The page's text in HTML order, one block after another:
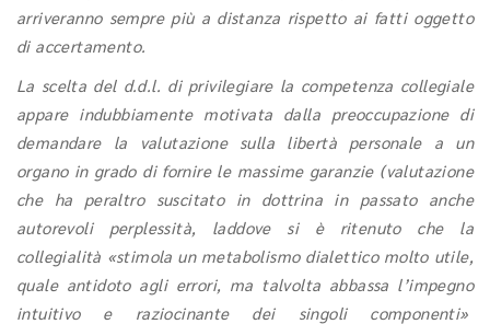
arriveranno sempre più a distanza rispetto ai fatti oggetto
di accertamento.
La scelta del d.d.l. di privilegiare la competenza collegiale
appare indubbiamente motivata dalla preoccupazione di
demandare la valutazione sulla libertà personale a un
organo in grado di fornire le massime garanzie (valutazione
che ha peraltro suscitato in dottrina in passato anche
autorevoli perplessità, laddove si è ritenuto che la
collegialità «stimola un metabolismo dialettico molto utile,
quale antidoto agli errori, ma talvolta abbassa l’impegno
intuitivo e raziocinante dei singoli componenti»